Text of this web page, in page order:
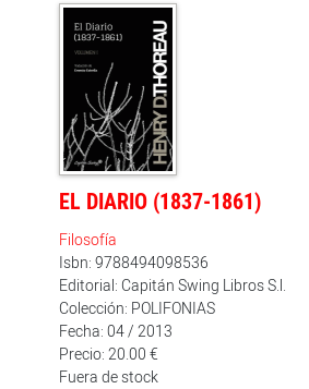
libertad, la individualidad, la justicia,
sentido ético del comportamiento
la resistencia decidida a cuanto se
Dentro de estas coordenadas hay
cuatro ensayos agrupados en
ilustran, de modo admirable, la
soledad individual y solidaridad
entrañable Thoreau supo llegar,
obra. Como él mismo dijo: «Acepto
máxima " el mejor gobierno es el que
y me gustaría verlo puesto en
más rápido y sistemático. Pero al
así también lo creo, que " el mejor
gobierna en absoluto " ; y, cuando
preparados para él, ése será el
tendrán.»
EL DIARIO (1837-1861)
Filosofía
Isbn: 9788494098536
Editorial: Capitán Swing Libros S.l.
Colección: POLIFONIAS
Fecha: 04 / 2013
Precio: 20.00 €
Fuera de stock